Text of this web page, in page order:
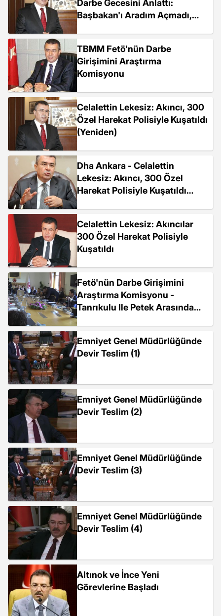
Darbe Gecesini Anlattı:
Başbakan'ı Aradım Açmadı,
TBMM Fetö'nün Darbe
Girişimini Araştırma
Komisyonu
Celalettin Lekesiz: Akıncı, 300
Özel Harekat Polisiyle Kuşatıldı
(Yeniden)
Dha Ankara - Celalettin
Lekesiz: Akıncı, 300 Özel
Harekat Polisiyle Kuşatıldı
Celalettin Lekesiz: Akıncılar
300 Özel Harekat Polisiyle
Kuşatıldı
Fetö'nün Darbe Girişimini
Araştırma Komisyonu -
Tanrıkulu Ile Petek Arasında
Emniyet Genel Müdürlüğünde
Devir Teslim (1)
Emniyet Genel Müdürlüğünde
Devir Teslim (2)
Emniyet Genel Müdürlüğünde
Devir Teslim (3)
Emniyet Genel Müdürlüğünde
Devir Teslim (4)
Altınok ve İnce Yeni
Görevlerine Başladı